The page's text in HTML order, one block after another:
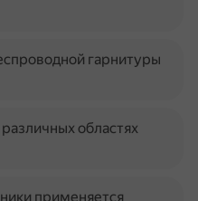
гарнитуры
областях
применяется